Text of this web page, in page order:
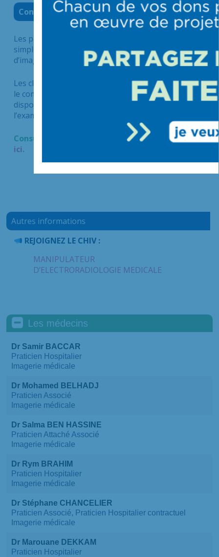
Consultez les résultats d’imagerie
Les patients et leurs médecins peuvent accéder
simplement et en toute sécurité aux résultats
d’imagerie sur un espace sécurisé.
Les clichés sont disponibles 48H après l’examen et
le compte-rendu 72H après l’examen. Ils restent
disponibles en ligne 4 mois après la date de
l’examen.
Consulter les résultats d’imagerie en cliquant
ici.
Autres informations
REJOIGNEZ LE CHIV :
MANIPULATEUR
D’ELECTRORADIOLOGIE MEDICALE
Les médecins
Dr Samir BACCAR
Praticien Hospitalier
Imagerie médicale
Dr Mohamed BELHADJ
Praticien Associé
Imagerie médicale
Dr Salma BEN HASSINE
Praticien Attaché Associé
Imagerie médicale
Dr Rym BRAHIM
Praticien Hospitalier
Imagerie médicale
Dr Stéphane CHANCELIER
Praticien Associé, Praticien Hospitalier contractuel
Imagerie médicale
Dr Marouane DEKKAM
Praticien Hospitalier